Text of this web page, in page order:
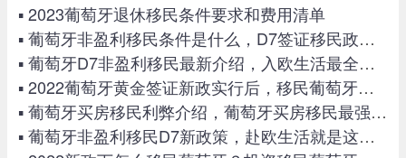
业岗位等途径拿到黄金签证，顺利获得葡萄
牙移民身份。基金移民202
▪ 2023葡萄牙退休移民条件要求和费用清单
▪ 葡萄牙非盈利移民条件是什么，D7签证移民政策解读
▪ 葡萄牙D7非盈利移民最新介绍，入欧生活最全攻略汇总！
▪ 2022葡萄牙黄金签证新政实行后，移民葡萄牙需要多少钱？
▪ 葡萄牙买房移民利弊介绍，葡萄牙买房移民最强攻略
▪ 葡萄牙非盈利移民D7新政策，赴欧生活就是这么简单！